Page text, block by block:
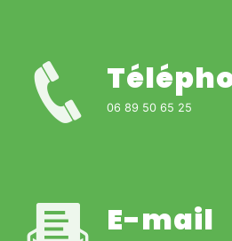
06 89 50 65 25
E-mail